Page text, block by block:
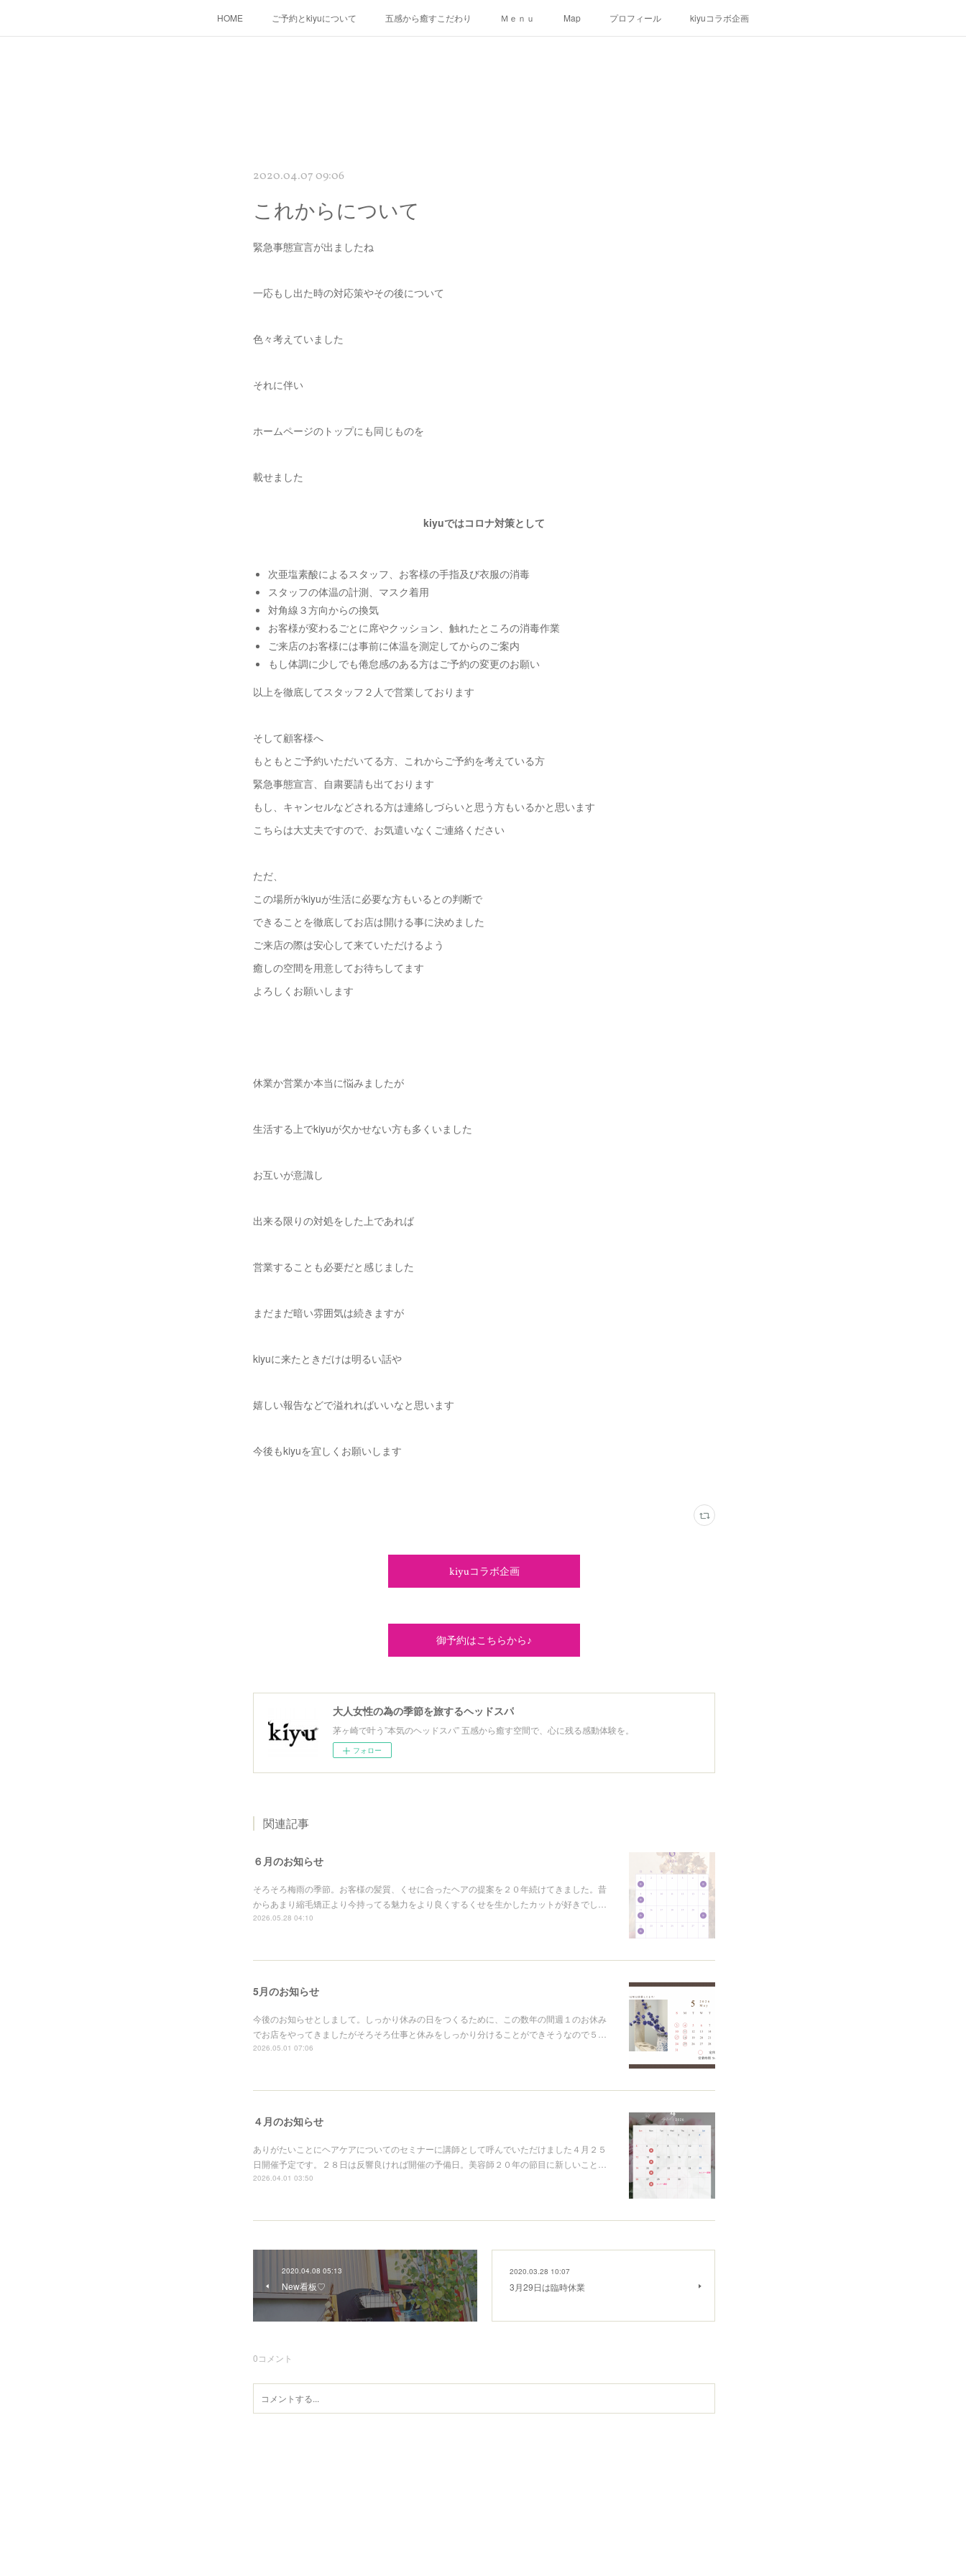
HOME ご予約とkiyuについて 五感から癒すこだわり Ｍｅｎｕ Map プロフィール kiyuコラボ企画
2020.04.07 09:06
これからについて
緊急事態宣言が出ましたね
一応もし出た時の対応策やその後について
色々考えていました
それに伴い
ホームページのトップにも同じものを
載せました
kiyuではコロナ対策として
次亜塩素酸によるスタッフ、お客様の手指及び衣服の消毒
スタッフの体温の計測、マスク着用
対角線３方向からの換気
お客様が変わるごとに席やクッション、触れたところの消毒作業
ご来店のお客様には事前に体温を測定してからのご案内
もし体調に少しでも倦怠感のある方はご予約の変更のお願い
以上を徹底してスタッフ２人で営業しております
そして顧客様へ
もともとご予約いただいてる方、これからご予約を考えている方
緊急事態宣言、自粛要請も出ております
もし、キャンセルなどされる方は連絡しづらいと思う方もいるかと思います
こちらは大丈夫ですので、お気遣いなくご連絡ください
ただ、
この場所がkiyuが生活に必要な方もいるとの判断で
できることを徹底してお店は開ける事に決めました
ご来店の際は安心して来ていただけるよう
癒しの空間を用意してお待ちしてます
よろしくお願いします
休業か営業か本当に悩みましたが
生活する上でkiyuが欠かせない方も多くいました
お互いが意識し
出来る限りの対処をした上であれば
営業することも必要だと感じました
まだまだ暗い雰囲気は続きますが
kiyuに来たときだけは明るい話や
嬉しい報告などで溢れればいいなと思います
今後もkiyuを宜しくお願いします
kiyuコラボ企画
御予約はこちらから♪
大人女性の為の季節を旅するヘッドスパ
茅ヶ崎で叶う”本気のヘッドスパ” 五感から癒す空間で、心に残る感動体験を。
フォロー
関連記事
６月のお知らせ
そろそろ梅雨の季節。お客様の髪質、くせに合ったヘアの提案を２０年続けてきました。昔
からあまり縮毛矯正より今持ってる魅力をより良くするくせを生かしたカットが好きでし…
2026.05.28 04:10
5月のお知らせ
今後のお知らせとしまして。しっかり休みの日をつくるために、この数年の間週１のお休み
でお店をやってきましたがそろそろ仕事と休みをしっかり分けることができそうなので５…
2026.05.01 07:06
４月のお知らせ
ありがたいことにヘアケアについてのセミナーに講師として呼んでいただけました４月２５
日開催予定です。２８日は反響良ければ開催の予備日。美容師２０年の節目に新しいこと…
2026.04.01 03:50
2020.04.08 05:13
New看板♡
2020.03.28 10:07
3月29日は臨時休業
0コメント